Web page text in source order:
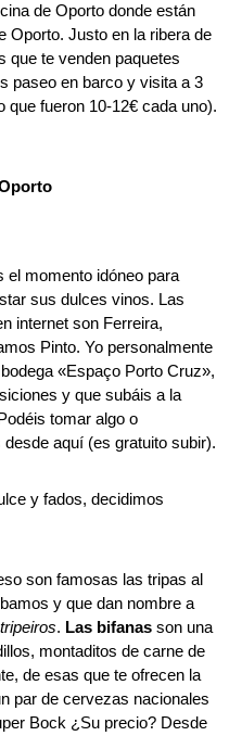
de Oporto donde están
Oporto. Justo en la ribera de
que te venden paquetes
paseo en barco y visita a 3
que fueron 10-12€ cada uno).
el momento idóneo para
sus dulces vinos. Las
internet son Ferreira,
Pinto. Yo personalmente
«Espaço Porto Cruz»,
y que subáis a la
tomar algo o
aquí (es gratuito subir).
y fados, decidimos
son famosas las tripas al
y que dan nombre a
. Las bifanas son una
montaditos de carne de
de esas que te ofrecen la
par de cervezas nacionales
Bock ¿Su precio? Desde